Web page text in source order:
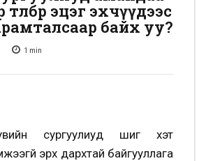
төлбөр эцэг эхчүүдээс
байх уу?
1 min
сургуулиуд шиг хэт
эрх дархтай байгууллага